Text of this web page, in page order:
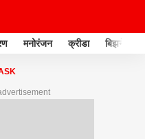
मनोरंजन क्रीडा बिझनेस